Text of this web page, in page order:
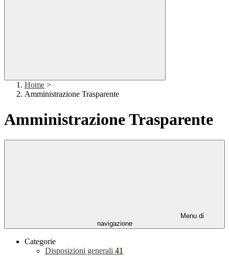
Home >
Amministrazione Trasparente
Amministrazione Trasparente
Menu di
navigazione
Categorie
Disposizioni generali 41